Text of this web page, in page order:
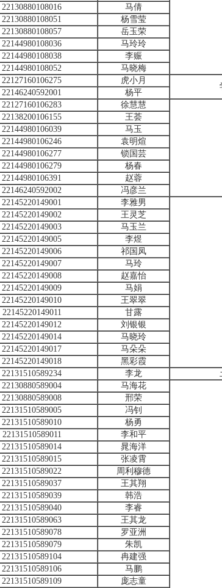
22130880108016
马倩
22130880108051
杨雪莹
22130880108057
岳玉荣
22144980108036
马玲玲
22144980108038
李赈
22144980108052
马晓梅
22127160106275
虎小月
22146240592001
杨平
22127160106283
徐慧慧
22138200106155
王荟
22144980106039
马玉
22144980106246
袁明煊
22144980106277
锁国芸
22144980106279
杨春
22144980106391
赵蓉
22146240592002
冯彦兰
22145220149001
李雅男
22145220149002
王灵芝
22145220149003
马玉兰
22145220149005
李煜
22145220149006
祁国凤
22145220149007
马玲
22145220149008
赵嘉怡
22145220149009
马娟
22145220149010
王翠翠
22145220149011
甘露
22145220149012
刘银银
22145220149014
马晓玲
22145220149017
马朵朵
22145220149018
黑彩霞
22131510589234
李龙
22130880589004
马海花
22130880589008
邢荣
22131510589005
冯钊
22131510589010
杨勇
22131510589011
李和平
22131510589014
晁海洋
22131510589015
张凌霄
22131510589022
周利穆德
22131510589037
王其翔
22131510589039
韩浩
22131510589040
李睿
22131510589063
王其龙
22131510589078
罗亚洲
22131510589079
朱凯
22131510589104
冉建强
22131510589106
马鹏
22131510589109
庞志童